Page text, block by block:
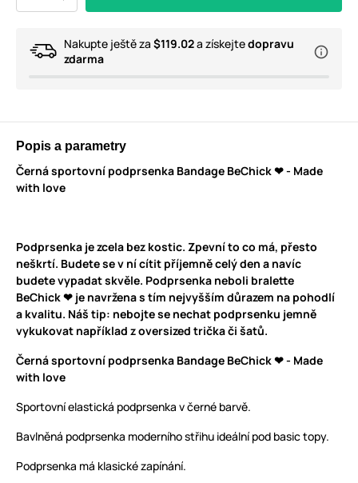
Nakupte ještě za $119.02a získejtedopravu
zdarma
Popis a parametry
Černá sportovní podprsenka Bandage BeChick ❤ - Made
with love
Podprsenka je zcela bez kostic. Zpevní to co má, přesto
neškrtí. Budete se v ní cítit příjemně celý den a navíc
budete vypadat skvěle. Podprsenka neboli bralette
BeChick ❤ je navržena s tím nejvyšším důrazem na pohodlí
a kvalitu. Náš tip: nebojte se nechat podprsenku jemně
vykukovat například z oversized trička či šatů.
Černá sportovní podprsenka Bandage BeChick ❤ - Made
with love
Sportovní elastická podprsenka v černé barvě.
Bavlněná podprsenka moderního střihu ideální pod basic topy.
Podprsenka má klasické zapínání.